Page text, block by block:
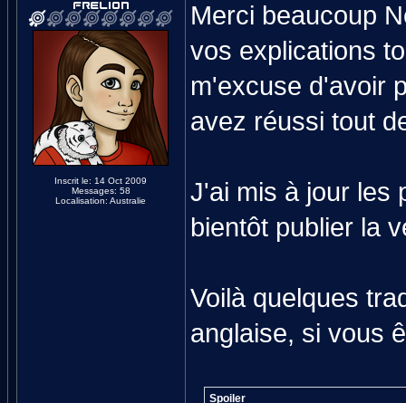
Inscrit le: 14 Oct 2009
Messages: 58
Localisation: Australie
Merci beaucoup
vos explications
m'excuse d'avoir
avez réussi tout
J'ai mis à jour les
bientôt publier la
Voilà quelques
anglaise, si vous
Spoiler